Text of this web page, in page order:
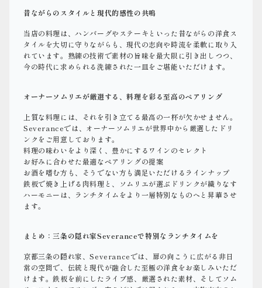
昔ながらのスタイルと現代的感性の共鳴
当店の料理は、ハンバーグやステーキといった昔ながらの洋食ス
タイルを大切に守りながらも、現代の志向や時流を柔軟に取り入
れています。熟練の技術で素材の旨味を最大限に引き出しつつ、
今の時代に求められる洗練された一皿をご堪能いただけます。
オーナーソムリエが厳選する、料理を彩る至高のペアリング
上質な料理には、それを引き立てる最高の一杯が欠かせません。
Severanceでは、オーナーソムリエが世界中から厳選したドリ
ンクをご用意しております。
料理の味わいをより深く、豊かにするワインのセレクト
お好みに合わせた最適なペアリングの提案
お酒を嗜む方も、そうでない方も満足いただけるラインナップ
鉄板で焼き上げる肉料理と、ソムリエが選ぶドリンクが織りなす
ハーモニーは、ランチタイムをより一層特別なものへと昇華させ
ます。
まとめ：三条の隠れ家Severanceで特別なランチタイムを
京都三条の隠れ家、Severanceでは、扉の向こうに広がる非日
常の空間で、伝統と現代が融合した至極の洋食をお楽しみいただ
けます。鉄板を前にしたライブ感、厳選された素材、そしてソム